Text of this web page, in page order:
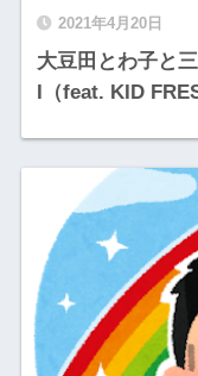
2021年4月20日
大豆田とわ子と
I（feat. KID